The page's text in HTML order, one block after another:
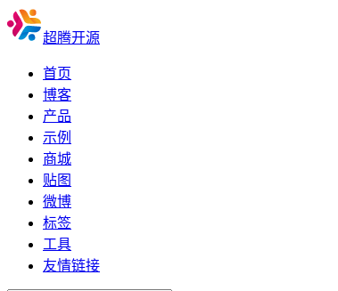
超腾开源
首页
博客
产品
示例
商城
贴图
微博
标签
工具
友情链接